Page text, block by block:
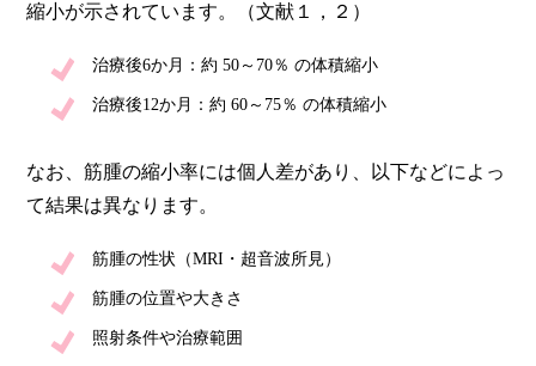
縮小が示されています。（文献１，２）
治療後6か月：約 50～70％ の体積縮小
治療後12か月：約 60～75％ の体積縮小
なお、筋腫の縮小率には個人差があり、以下などによっ
て結果は異なります。
筋腫の性状（MRI・超音波所見）
筋腫の位置や大きさ
照射条件や治療範囲